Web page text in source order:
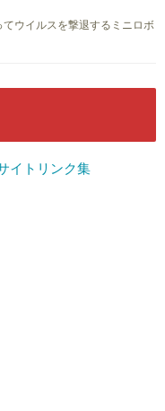
ウイルスを撃退するミニロボ
イトリンク集